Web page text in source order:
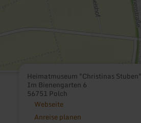
Heimatmuseum "Christinas Stuben"
Im Bienengarten 6
56751 Polch
Webseite
Anreise planen